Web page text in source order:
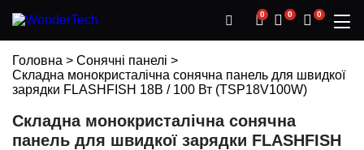
0 0 0
Головна > Сонячні панелі >
Складна монокристалічна сонячна панель для швидкої
зарядки FLASHFISH 18В / 100 Вт (TSP18V100W)
Складна монокристалічна сонячна
панель для швидкої зарядки FLASHFISH